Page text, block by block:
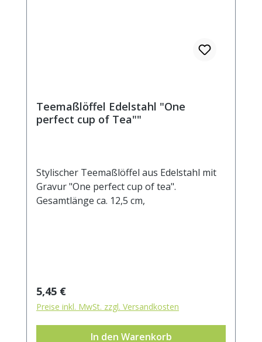
Teemaßlöffel Edelstahl "One
perfect cup of Tea""
Stylischer Teemaßlöffel aus Edelstahl mit
Gravur "One perfect cup of tea".
Gesamtlänge ca. 12,5 cm,
Regulärer Preis:
5,45 €
Preise inkl. MwSt. zzgl. Versandkosten
In den Warenkorb